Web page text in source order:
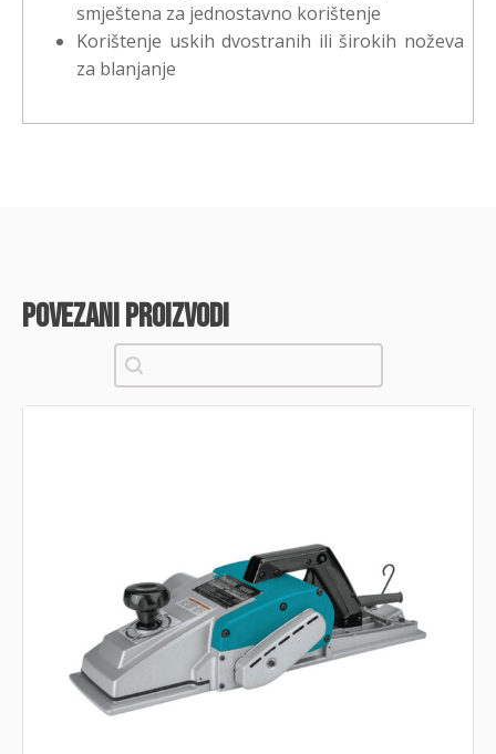
smještena za jednostavno korištenje
Korištenje uskih dvostranih ili širokih noževa
za blanjanje
povezani proizvodi
Pretraži